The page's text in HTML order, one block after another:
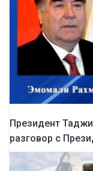
Президент
разговор с